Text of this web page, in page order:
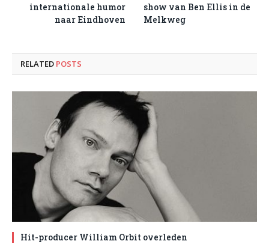
internationale humor
naar Eindhoven
show van Ben Ellis in de
Melkweg
RELATED POSTS
Hit-producer William Orbit overleden